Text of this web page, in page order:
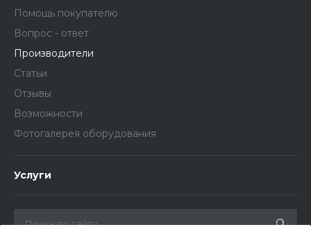
Помощь покупателю
Вопрос - ответ
Производители
Статьи
Отзывы
Возможности
Фотогалерея оборудования
Услуги